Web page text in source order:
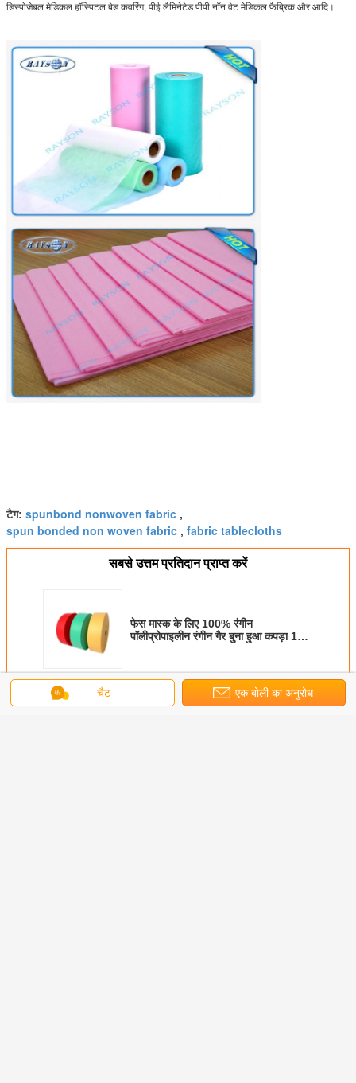
डिस्पोजेबल मेडिकल हॉस्पिटल बेड कवरिंग, पीई लैमिनेटेड पीपी नॉन वेट मेडिकल फैब्रिक और आदि।
टैग: spunbond nonwoven fabric ,
spun bonded non woven fabric , fabric tablecloths
सबसे उत्तम प्रतिदान प्राप्त करें
फेस मास्क के लिए 100% रंगीन
पॉलीप्रोपाइलीन रंगीन गैर बुना हुआ कपड़ा 175
जारी रखें
चैट एक बोली का अनुरोध